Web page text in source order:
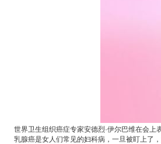
世界卫生组织癌症专家安德烈·伊尔巴维在会上表
乳腺癌是女人们常见的妇科病，一旦被盯上了